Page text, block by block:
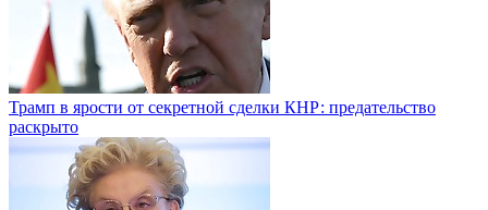
Трамп в ярости от секретной сделки КНР: предательство
раскрыто